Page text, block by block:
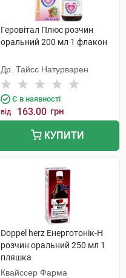
Геровітал Плюс розчин
оральний 200 мл 1 флакон
Др. Тайсс Натурварен
Є в наявності
від 163.00 грн
КУПИТИ
Doppel herz Енерготонік-H
розчин оральний 250 мл 1
пляшка
Квайссер Фарма